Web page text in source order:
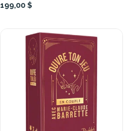
199,00 $